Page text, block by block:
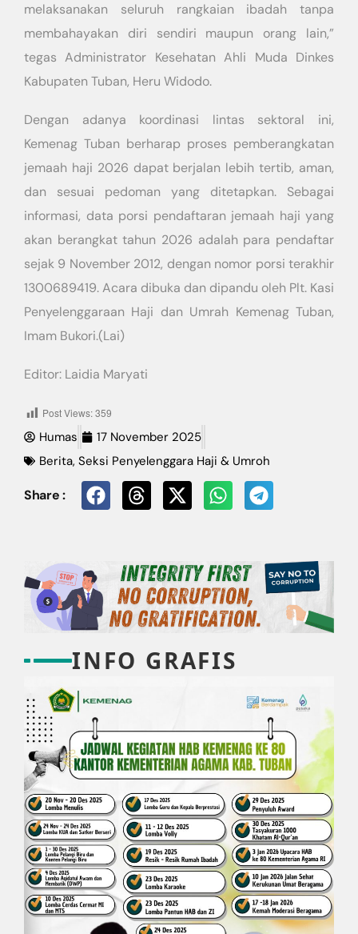
melaksanakan seluruh rangkaian ibadah tanpa
membahayakan diri sendiri maupun orang lain,”
tegas Administrator Kesehatan Ahli Muda Dinkes
Kabupaten Tuban, Heru Widodo.
Dengan adanya koordinasi lintas sektoral ini,
Kemenag Tuban berharap proses pemberangkatan
jemaah haji 2026 dapat berjalan lebih tertib, aman,
dan sesuai pedoman yang ditetapkan. Sebagai
informasi, data porsi pendaftaran jemaah haji yang
akan berangkat tahun 2026 adalah para pendaftar
sejak 9 November 2012, dengan nomor porsi terakhir
1300689419. Acara dibuka dan dipandu oleh Plt. Kasi
Penyelenggaraan Haji dan Umrah Kemenag Tuban,
Imam Bukori.(Lai)
Editor: Laidia Maryati
Post Views:359
Humas
17 November 2025
Berita, Seksi Penyelenggara Haji & Umroh
Share :
INFO GRAFIS